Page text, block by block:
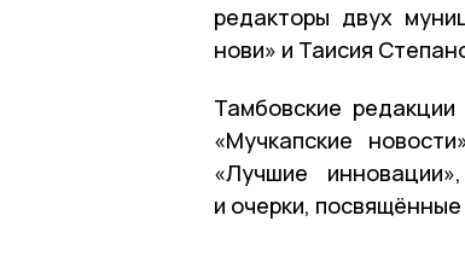
редакторы двух
нови» и Таисия
Тамбовские
«Мучкапские
«Лучшие
и очерки,